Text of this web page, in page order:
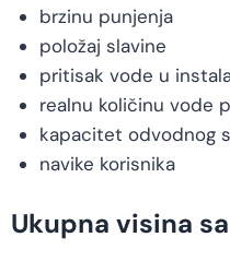
brzinu punjenja
položaj slavine
pritisak vode u
realnu količinu vode
kapacitet odvodnog
navike korisnika
Ukupna visina